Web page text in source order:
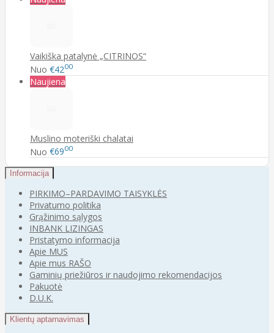
Vaikiška patalynė „CITRINOS“
Nuo €4200
Naujiena
Muslino moteriški chalatai
Nuo €6900
Informacija
PIRKIMO–PARDAVIMO TAISYKLĖS
Privatumo politika
Grąžinimo sąlygos
INBANK LIZINGAS
Pristatymo informacija
Apie MUS
Apie mus RAŠO
Gaminių priežiūros ir naudojimo rekomendacijos
Pakuotė
D.U.K.
Klientų aptarnavimas